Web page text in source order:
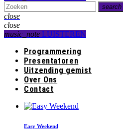
search
close
close
music_note LUISTEREN
Programmering
Presentatoren
Uitzending gemist
Over Ons
Contact
Easy Weekend